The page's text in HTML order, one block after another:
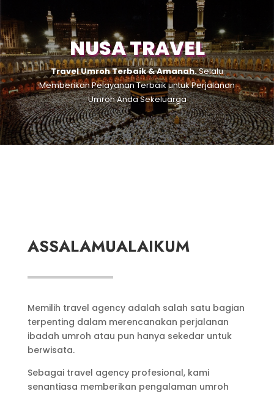
NUSA TRAVEL
Travel Umroh Terbaik & Amanah.Selalu
Memberikan Pelayanan Terbaik untuk Perjalanan
Umroh Anda Sekeluarga
ASSALAMUALAIKUM
Memilih travel agency adalah salah satu bagian
terpenting dalam merencanakan perjalanan
ibadah umroh atau pun hanya sekedar untuk
berwisata.
Sebagai travel agency profesional, kami
senantiasa memberikan pengalaman umroh